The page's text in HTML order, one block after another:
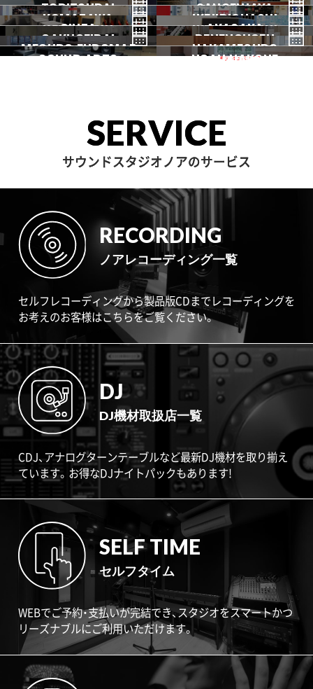
中野 吉祥寺
野方 自由が丘
TORITSUDAI
都立大
SANGENJAYA
三軒茶屋
KOMAZAWA
駒沢
IKEJIRIOHASHI
池尻大橋
一時閉店中
GINZA
銀座
AKASAKA
赤坂
GAKUGEIDAI
学芸大
DENENCHOFU
田園調布
MEGURO FUDOMAE NAKAMEGURO
SOUND ARTS NOAH HAKONE
SERVICE
サウンドスタジオノアのサービス
RECORDING
ノアレコーディング一覧
セルフレコーディングから製品版CDまでレコーディングを
お考えのお客様はこちらをご覧ください。
DJ
DJ機材取扱店一覧
CDJ、アナログターンテーブルなど最新DJ機材を取り揃え
ています。お得なDJナイトパックもあります!
SELF TIME
セルフタイム
WEBでご予約・支払いが完結でき、スタジオをスマートかつ
リーズナブルにご利用いただけます。